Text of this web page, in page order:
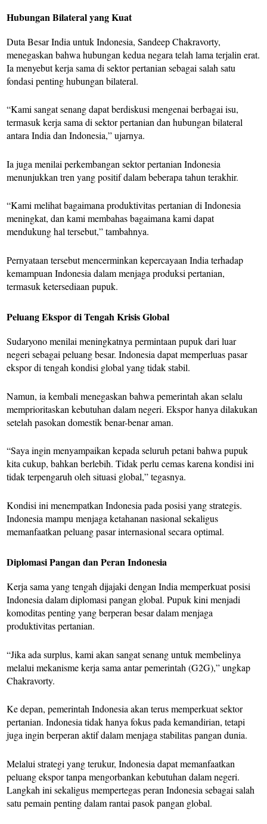
Hubungan Bilateral yang Kuat
Duta Besar India untuk Indonesia, Sandeep Chakravorty,
menegaskan bahwa hubungan kedua negara telah lama terjalin erat.
Ia menyebut kerja sama di sektor pertanian sebagai salah satu
fondasi penting hubungan bilateral.
“Kami sangat senang dapat berdiskusi mengenai berbagai isu,
termasuk kerja sama di sektor pertanian dan hubungan bilateral
antara India dan Indonesia,” ujarnya.
Ia juga menilai perkembangan sektor pertanian Indonesia
menunjukkan tren yang positif dalam beberapa tahun terakhir.
“Kami melihat bagaimana produktivitas pertanian di Indonesia
meningkat, dan kami membahas bagaimana kami dapat
mendukung hal tersebut,” tambahnya.
Pernyataan tersebut mencerminkan kepercayaan India terhadap
kemampuan Indonesia dalam menjaga produksi pertanian,
termasuk ketersediaan pupuk.
Peluang Ekspor di Tengah Krisis Global
Sudaryono menilai meningkatnya permintaan pupuk dari luar
negeri sebagai peluang besar. Indonesia dapat memperluas pasar
ekspor di tengah kondisi global yang tidak stabil.
Namun, ia kembali menegaskan bahwa pemerintah akan selalu
memprioritaskan kebutuhan dalam negeri. Ekspor hanya dilakukan
setelah pasokan domestik benar-benar aman.
“Saya ingin menyampaikan kepada seluruh petani bahwa pupuk
kita cukup, bahkan berlebih. Tidak perlu cemas karena kondisi ini
tidak terpengaruh oleh situasi global,” tegasnya.
Kondisi ini menempatkan Indonesia pada posisi yang strategis.
Indonesia mampu menjaga ketahanan nasional sekaligus
memanfaatkan peluang pasar internasional secara optimal.
Diplomasi Pangan dan Peran Indonesia
Kerja sama yang tengah dijajaki dengan India memperkuat posisi
Indonesia dalam diplomasi pangan global. Pupuk kini menjadi
komoditas penting yang berperan besar dalam menjaga
produktivitas pertanian.
“Jika ada surplus, kami akan sangat senang untuk membelinya
melalui mekanisme kerja sama antar pemerintah (G2G),” ungkap
Chakravorty.
Ke depan, pemerintah Indonesia akan terus memperkuat sektor
pertanian. Indonesia tidak hanya fokus pada kemandirian, tetapi
juga ingin berperan aktif dalam menjaga stabilitas pangan dunia.
Melalui strategi yang terukur, Indonesia dapat memanfaatkan
peluang ekspor tanpa mengorbankan kebutuhan dalam negeri.
Langkah ini sekaligus mempertegas peran Indonesia sebagai salah
satu pemain penting dalam rantai pasok pangan global.